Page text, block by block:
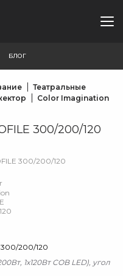
БЛОГ
Театральные
Color Imagination
300/200/120
300/200/120
1х120Вт COB LED), угол